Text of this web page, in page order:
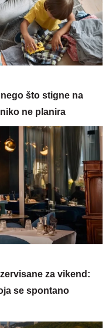
što stigne na
ne planira
za vikend:
se spontano